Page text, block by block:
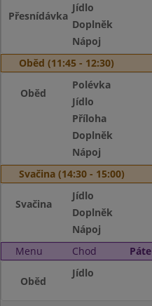
Přesnídávka
Jídlo
Doplněk
Nápoj
Oběd (11:45 - 12:30)
Oběd
Polévka
Jídlo
Příloha
Doplněk
Nápoj
Svačina (14:30 - 15:00)
Svačina
Jídlo
Doplněk
Nápoj
Menu
Chod
Oběd
Jídlo